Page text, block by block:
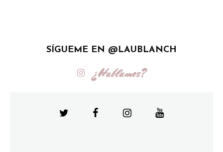
SÍGUEME EN @LAUBLANCH
¿Hablamos?